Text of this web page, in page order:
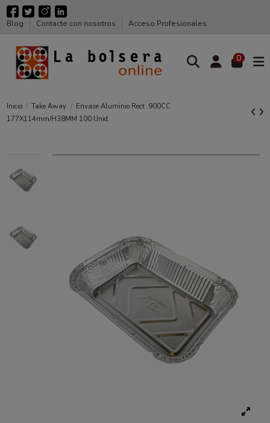
Blog Contacte con nosotros Acceso Profesionales
0
Inicio Take Away
Envase Aluminio Rect .900CC.
177X114mm/H38MM 100 Unid.